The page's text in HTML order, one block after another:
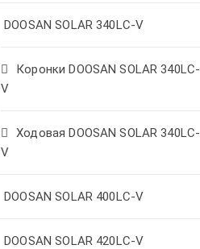
DOOSAN SOLAR 340LC-V
Коронки DOOSAN SOLAR 340LC-
V
Ходовая DOOSAN SOLAR 340LC-
V
DOOSAN SOLAR 400LC-V
DOOSAN SOLAR 420LC-V